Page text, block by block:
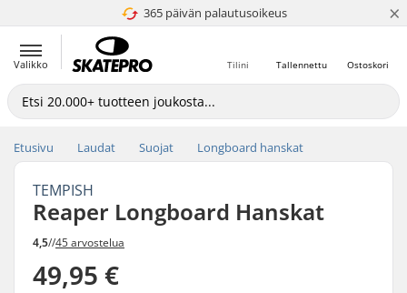
365 päivän palautusoikeus
4.8 / 5 ×
Valikko Ostoskori
Tallennettu
Tilini
Etusivu Laudat Suojat Longboard hanskat
TEMPISH
Reaper Longboard Hanskat
4,5//45 arvostelua
49,95 €